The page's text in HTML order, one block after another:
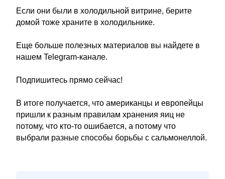
Если они были в холодильной витрине, берите
домой тоже храните в холодильнике.
Еще больше полезных материалов вы найдете в
нашем Telegram-канале.
Подпишитесь прямо сейчас!
В итоге получается, что американцы и европейцы
пришли к разным правилам хранения яиц не
потому, что кто-то ошибается, а потому что
выбрали разные способы борьбы с сальмонеллой.